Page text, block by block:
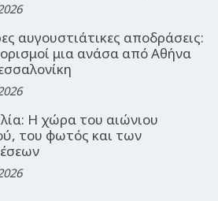
αυγουστιάτικες αποδράσεις:
μια ανάσα από Αθήνα
Η χώρα του αιώνιου
του φωτός και των